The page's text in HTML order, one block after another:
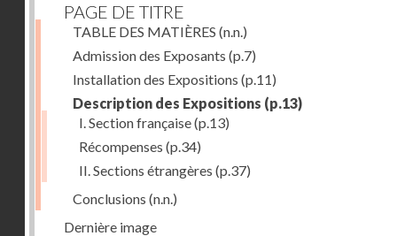
PAGE DE TITRE
TABLE DES MATIÈRES (n.n.)
Admission des Exposants (p.7)
Installation des Expositions (p.11)
Description des Expositions (p.13)
I. Section française(p.13)
Récompenses (p.34)
II. Sections étrangères (p.37)
Conclusions (n.n.)
Dernière image